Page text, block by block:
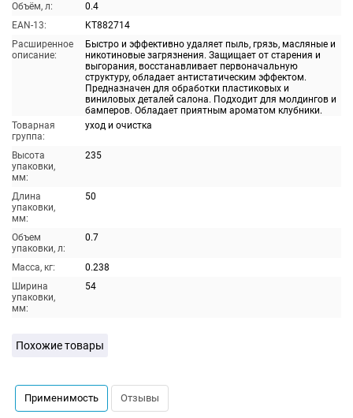
Объём, л:
0.4
EAN-13:
KT882714
Расширенное
описание:
Быстро и эффективно удаляет пыль, грязь, масляные и
никотиновые загрязнения. Защищает от старения и
выгорания, восстанавливает первоначальную
структуру, обладает антистатическим эффектом.
Предназначен для обработки пластиковых и
виниловых деталей салона. Подходит для молдингов и
бамперов. Обладает приятным ароматом клубники.
Товарная
группа:
уход и очистка
Высота
упаковки,
мм:
235
Длина
упаковки,
мм:
50
Объем
упаковки, л:
0.7
Масса, кг:
0.238
Ширина
упаковки,
мм:
54
Похожие товары
Применимость Отзывы